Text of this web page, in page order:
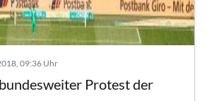
09:36 Uhr
Protest der